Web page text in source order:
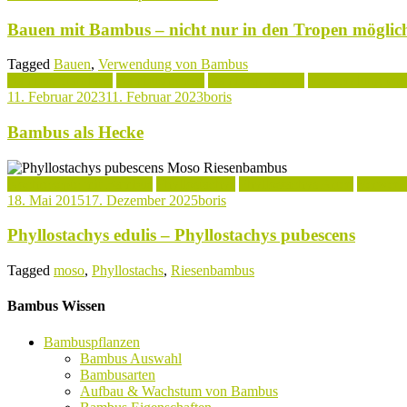
Bauen mit Bambus – nicht nur in den Tropen
Tagged Bauen, Verwendung von Bambus
11. Februar 202311. Februar 2023boris
Bambus als Hecke
18. Mai 201517. Dezember 2025boris
Phyllostachys edulis – Phyllostachys pubescens
Tagged moso, Phyllostachs, Riesenbambus
Bambus Wissen
Bambuspflanzen
Bambus Auswahl
Bambusarten
Aufbau & Wachstum von Bambus